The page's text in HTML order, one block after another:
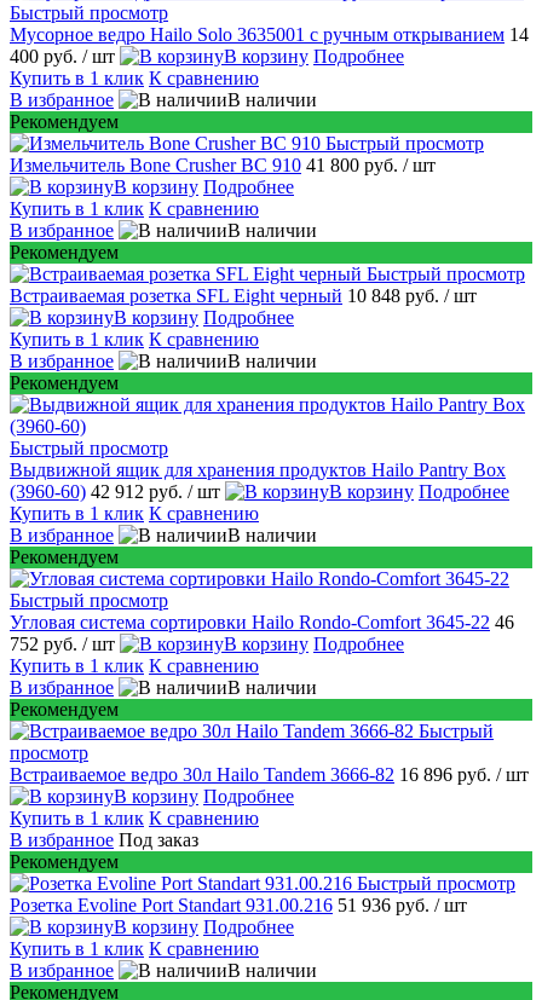
Быстрый просмотр
Мусорное ведро Hailo Solo 3635001 c ручным открыванием 14
400 руб. / шт В корзину Подробнее
Купить в 1 клик К сравнению
В избранное
В наличии
Рекомендуем
Быстрый просмотр
Измельчитель Bone Crusher BC 910 41 800 руб. / шт
В корзину Подробнее
Купить в 1 клик К сравнению
В избранное
В наличии
Рекомендуем
Быстрый просмотр
Встраиваемая розетка SFL Eight черный 10 848 руб. / шт
В корзину Подробнее
Купить в 1 клик К сравнению
В избранное
В наличии
Рекомендуем
Быстрый просмотр
Выдвижной ящик для хранения продуктов Hailo Pantry Box
(3960-60) 42 912 руб. / шт В корзину Подробнее
Купить в 1 клик К сравнению
В избранное
В наличии
Рекомендуем
Быстрый просмотр
Угловая система сортировки Hailo Rondo-Comfort 3645-22 46
752 руб. / шт В корзину Подробнее
Купить в 1 клик К сравнению
В избранное
В наличии
Рекомендуем
Быстрый
просмотр
Встраиваемое ведро 30л Hailo Tandem 3666-82 16 896 руб. / шт
В корзину Подробнее
Купить в 1 клик К сравнению
В избранное Под заказ
Рекомендуем
Быстрый просмотр
Розетка Evoline Port Standart 931.00.216 51 936 руб. / шт
В корзину Подробнее
Купить в 1 клик К сравнению
В избранное
В наличии
Рекомендуем